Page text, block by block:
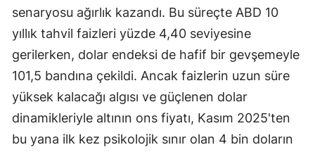
senaryosu ağırlık kazandı. Bu süreçte ABD 10
yıllık tahvil faizleri yüzde 4,40 seviyesine
gerilerken, dolar endeksi de hafif bir gevşemeyle
101,5 bandına çekildi. Ancak faizlerin uzun süre
yüksek kalacağı algısı ve güçlenen dolar
dinamikleriyle altının ons fiyatı, Kasım 2025'ten
bu yana ilk kez psikolojik sınır olan 4 bin doların